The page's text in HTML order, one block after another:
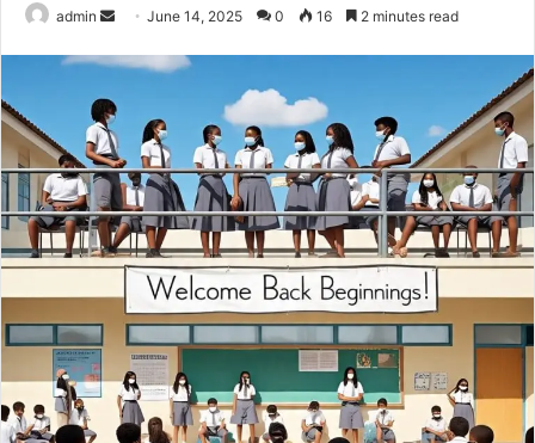
admin
Send
email
June 14, 2025 0 16 2 minutes read